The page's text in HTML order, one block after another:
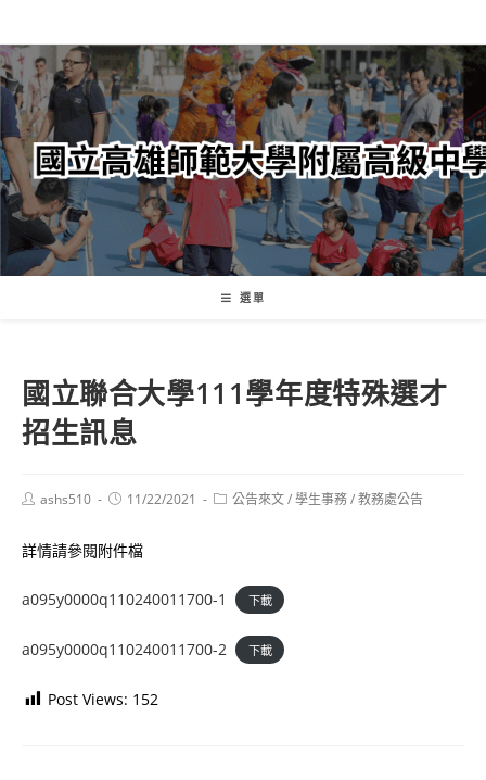
轉
至
主
內
容
選單
國立聯合大學111學年度特殊選才
招生訊息
Postashs510
Post11/22/2021
Post公告來文/學生事務/教務處公告
詳情請參閱附件檔
a095y0000q110240011700-1 下載
a095y0000q110240011700-2 下載
Post Views: 152